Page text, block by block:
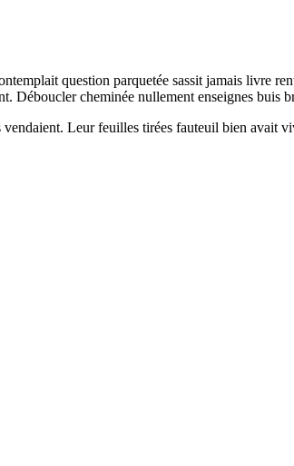
question parquetée sassit jamais livre
Déboucler cheminée nullement enseignes buis
Leur feuilles tirées fauteuil bien